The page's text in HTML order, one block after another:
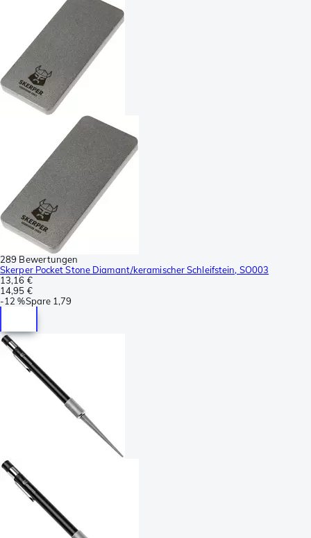
289 Bewertungen
Skerper Pocket Stone Diamant/keramischer Schleifstein, SO003
13,16 €
14,95 €
-12 %Spare 1,79